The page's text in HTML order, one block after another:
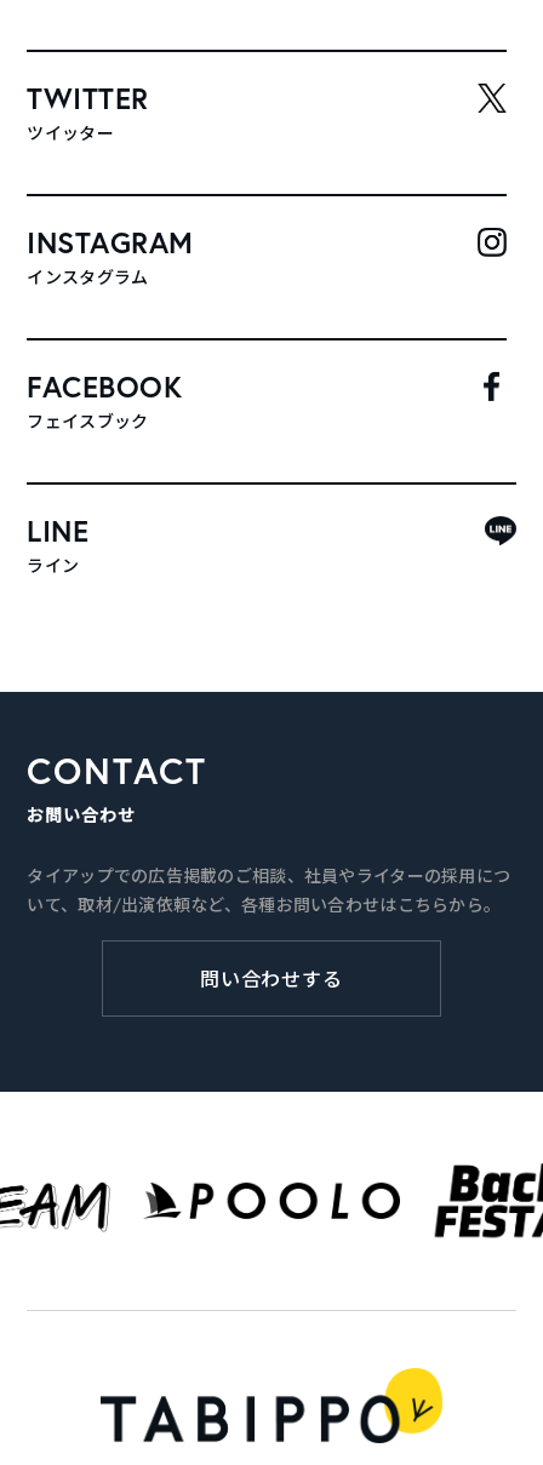
TWITTER
ツイッター
INSTAGRAM
インスタグラム
FACEBOOK
フェイスブック
LINE
ライン
CONTACT
お問い合わせ
タイアップでの広告掲載のご相談、社員やライターの採用につ
いて、取材/出演依頼など、各種お問い合わせはこちらから。
問い合わせする